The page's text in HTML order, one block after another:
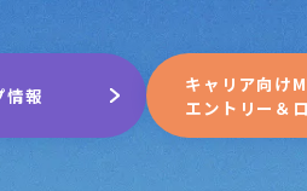
情報
キャリア向け
エントリー＆